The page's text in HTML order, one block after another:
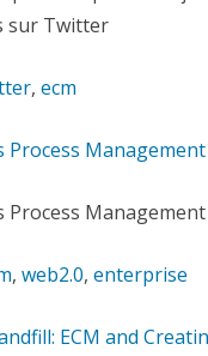
sur Twitter
, ecm
Process
Process
, web2.0, enterprise
ECM and